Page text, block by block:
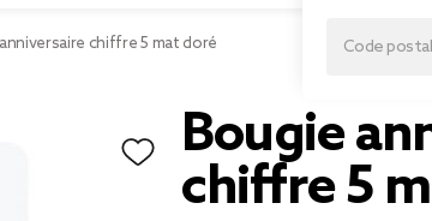
chiffre 5 mat doré
Bougie
chiffre 5